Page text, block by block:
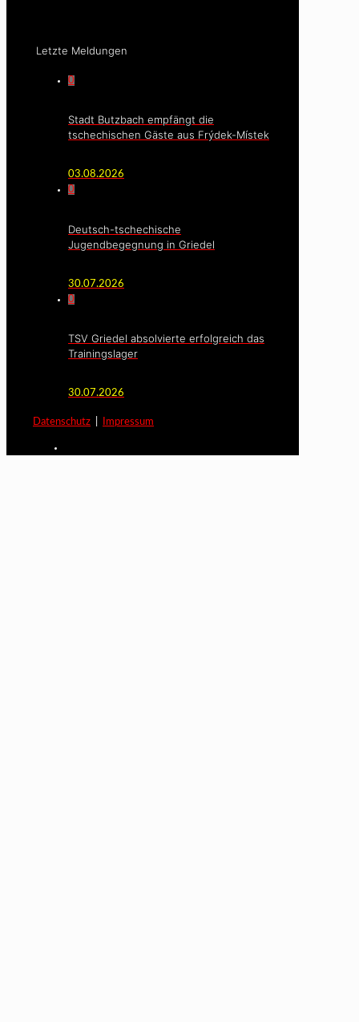
Letzte Meldungen
0
Stadt Butzbach empfängt die
tschechischen Gäste aus Frýdek-Místek
03.08.2026
0
Deutsch-tschechische
Jugendbegegnung in Griedel
30.07.2026
0
TSV Griedel absolvierte erfolgreich das
Trainingslager
30.07.2026
Datenschutz Impressum